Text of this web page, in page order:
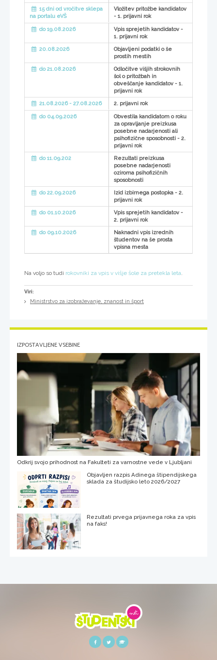
15 dni od vročitve sklepa
na portalu eVŠ
Vložitev pritožbe kandidatov
- 1. prijavni rok
do 19.08.2026
Vpis sprejetih kandidatov -
1. prijavni rok
20.08.2026
Objavljeni podatki o še
prostih mestih
do 21.08.2026
Odločitve višjih strokovnih
šol o pritožbah in
obveščanje kandidatov - 1.
prijavni rok
21.08.2026 - 27.08.2026
2. prijavni rok
do 04.09.2026
Obvestila kandidatom o roku
za opravljanje preizkusa
posebne nadarjenosti ali
psihofizične sposobnosti - 2.
prijavni rok
do 11.09.202
Rezultati preizkusa
posebne nadarjenosti
oziroma psihofizičnih
sposobnosti
do 22.09.2026
Izid izbirnega postopka - 2.
prijavni rok
do 01.10.2026
Vpis sprejetih kandidatov -
2. prijavni rok
do 09.10.2026
Naknadni vpis izrednih
študentov na še prosta
vpisna mesta
Na voljo so tudi rokovniki za vpis v višje šole za pretekla leta
Viri:
Ministrstvo za izobraževanje, znanost in šport
IZPOSTAVLJENE VSEBINE
Odkrij svojo prihodnost na Fakulteti za varnostne vede v Ljubljani
Objavljen razpis Adinega štipendijskega
sklada za študijsko leto 2026/2027
Rezultati prvega prijavnega roka za vpis
na faks!